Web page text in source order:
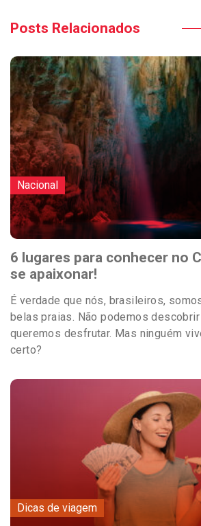
Posts Relacionados
Nacional
6 lugares para conhecer no
se apaixonar!
É verdade que nós, brasileiros,
belas praias. Não podemos
queremos desfrutar. Mas ninguém
certo?
Dicas de viagem